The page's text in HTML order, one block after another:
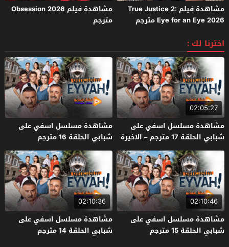
مشاهدة فيلم True Justice 2:
Eye for an Eye 2026 مترجم
مشاهدة فيلم Obsession 2026
مترجم
اخترنا لك :
02:05:27
مشاهدة مسلسل اسفي على
شبابي الحلقة 17 مترجم – الاخيرة
مشاهدة مسلسل اسفي على
شبابي الحلقة 16 مترجم
02:10:46
مشاهدة مسلسل اسفي على
شبابي الحلقة 15 مترجم
02:10:36
مشاهدة مسلسل اسفي على
شبابي الحلقة 14 مترجم